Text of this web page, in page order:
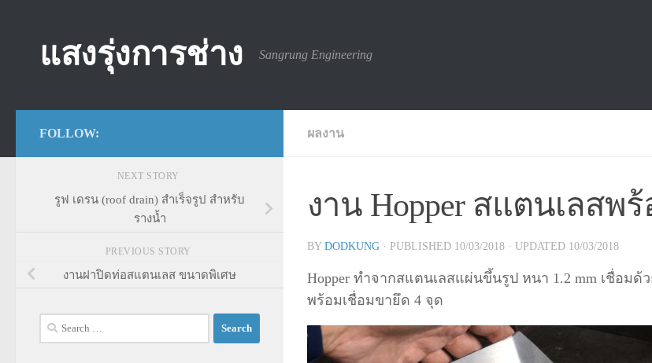
แสงรุ่งการช่าง Sangrung Engineering
ผลงาน
งาน Hopper สแตนเลสพ
BY DODKUNG · PUBLISHED 10/03/2018 · UPDATED 10/03/2018
Hopper ทำจากสแตนเลสแผ่นขึ้นรูป หนา 1.2 mm เชื่อมด้
พร้อมเชื่อมขายึด 4 จุด
FOLLOW:
NEXT STORY
รูฟ เดรน (roof drain) สำเร็จรูป สำหรับ
รางน้ำ
PREVIOUS STORY
งานฝาปิดท่อสแตนเลส ขนาดพิเศษ
Search
for: